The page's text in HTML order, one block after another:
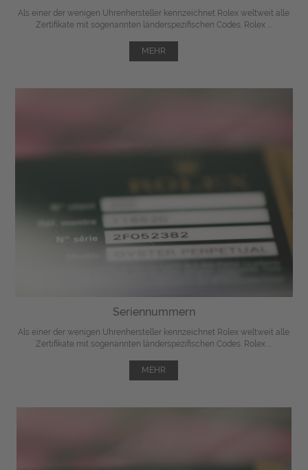
Als einer der wenigen Uhrenhersteller kennzeichnet Rolex weltweit alle
Zertifikate mit sogenannten länderspezifischen Codes. Rolex ...
MEHR
Seriennummern
Als einer der wenigen Uhrenhersteller kennzeichnet Rolex weltweit alle
Zertifikate mit sogenannten länderspezifischen Codes. Rolex ...
MEHR